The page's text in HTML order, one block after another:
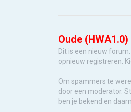
Oude
Dit is een nieuw
opnieuw registreren.
Om spammers te
door een moderator.
ben je bekend en